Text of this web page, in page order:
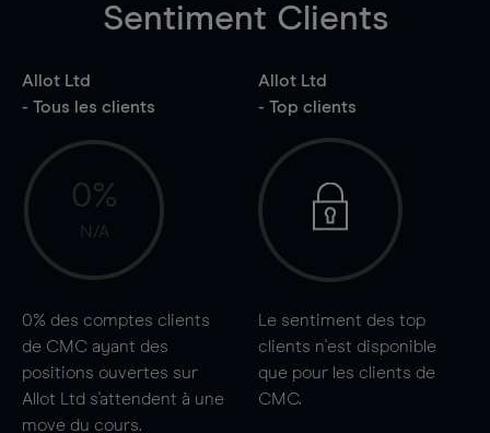
Sentiment Clients
Allot Ltd
- Tous les clients
0%
N/A
0% des comptes clients
de CMC ayant des
positions ouvertes sur
Allot Ltd s'attendent à une
move du cours.
Allot Ltd
- Top clients
Le sentiment des top
clients n'est disponible
que pour les clients de
CMC.